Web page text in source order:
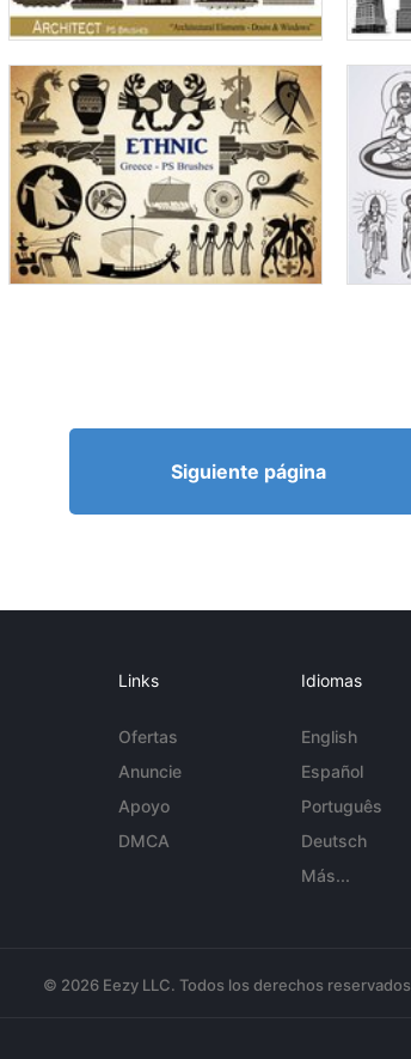
Siguiente página
Links
Ofertas
Anuncie
Apoyo
DMCA
Idiomas
English
Español
Português
Deutsch
Más...
© 2026 Eezy LLC. Todos los derechos reservados